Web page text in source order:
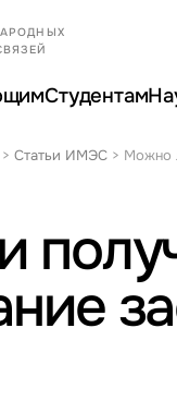
Студентам
>Статьи ИМЭС > Можно